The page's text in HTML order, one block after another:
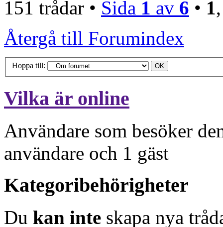
151 trådar • Sida 1 av 6 • 1
Återgå till Forumindex
Hoppa till:
Vilka är online
Användare som besöker
användare och 1 gäst
Kategoribehörigheter
Du kan inte skapa nya